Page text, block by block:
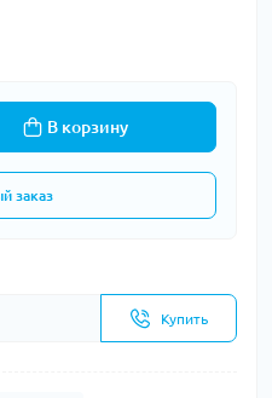
В корзину
заказ
Купить